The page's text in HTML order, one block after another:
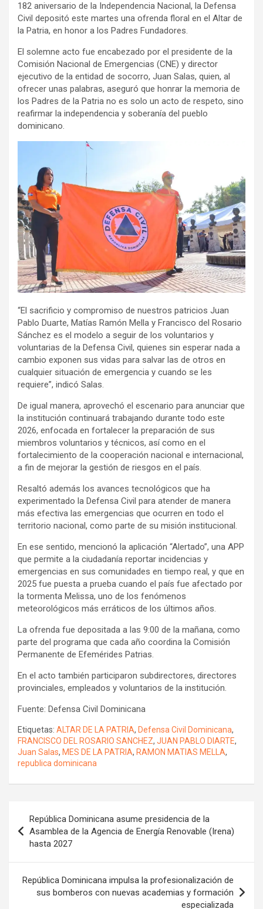
182 aniversario de la Independencia Nacional, la Defensa
Civil depositó este martes una ofrenda floral en el Altar de
la Patria, en honor a los Padres Fundadores.
El solemne acto fue encabezado por el presidente de la
Comisión Nacional de Emergencias (CNE) y director
ejecutivo de la entidad de socorro, Juan Salas, quien, al
ofrecer unas palabras, aseguró que honrar la memoria de
los Padres de la Patria no es solo un acto de respeto, sino
reafirmar la independencia y soberanía del pueblo
dominicano.
“El sacrificio y compromiso de nuestros patricios Juan
Pablo Duarte, Matías Ramón Mella y Francisco del Rosario
Sánchez es el modelo a seguir de los voluntarios y
voluntarias de la Defensa Civil, quienes sin esperar nada a
cambio exponen sus vidas para salvar las de otros en
cualquier situación de emergencia y cuando se les
requiere”, indicó Salas.
De igual manera, aprovechó el escenario para anunciar que
la institución continuará trabajando durante todo este
2026, enfocada en fortalecer la preparación de sus
miembros voluntarios y técnicos, así como en el
fortalecimiento de la cooperación nacional e internacional,
a fin de mejorar la gestión de riesgos en el país.
Resaltó además los avances tecnológicos que ha
experimentado la Defensa Civil para atender de manera
más efectiva las emergencias que ocurren en todo el
territorio nacional, como parte de su misión institucional.
En ese sentido, mencionó la aplicación “Alertado”, una APP
que permite a la ciudadanía reportar incidencias y
emergencias en sus comunidades en tiempo real, y que en
2025 fue puesta a prueba cuando el país fue afectado por
la tormenta Melissa, uno de los fenómenos
meteorológicos más erráticos de los últimos años.
La ofrenda fue depositada a las 9:00 de la mañana, como
parte del programa que cada año coordina la Comisión
Permanente de Efemérides Patrias.
En el acto también participaron subdirectores, directores
provinciales, empleados y voluntarios de la institución.
Fuente: Defensa Civil Dominicana
Etiquetas: ALTAR DE LA PATRIA, Defensa Civil Dominicana,
FRANCISCO DEL ROSARIO SANCHEZ, JUAN PABLO DIARTE,
Juan Salas, MES DE LA PATRIA, RAMON MATIAS MELLA,
republica dominicana
de
entradas
República Dominicana asume presidencia de la
Asamblea de la Agencia de Energía Renovable (Irena)
hasta 2027
República Dominicana impulsa la profesionalización de
sus bomberos con nuevas academias y formación
especializada